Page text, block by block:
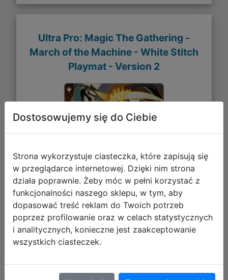
Ultra Pro: Magic The Gathering -
March of the Machine - White Stitch
Playmat - Version 2
93,05 zł
DO KOSZYKA
Galeria zdjęć
Dostosowujemy się do Ciebie
Strona wykorzystuje ciasteczka, które zapisują się
w przeglądarce internetowej. Dzięki nim strona
działa poprawnie. Żeby móc w pełni korzystać z
funkcjonalności naszego sklepu, w tym, aby
dopasować treść reklam do Twoich potrzeb
poprzez profilowanie oraz w celach statystycznych
i analitycznych, konieczne jest zaakceptowanie
wszystkich ciasteczek.